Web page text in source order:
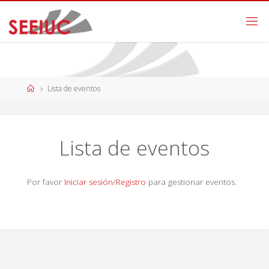
Lista de eventos
Lista de eventos
Por favor Iniciar sesión/Registro para gestionar eventos.